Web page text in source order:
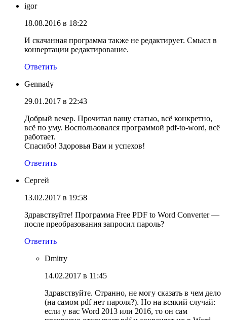
igor
18.08.2016 в 18:22
И скачанная программа также не редактирует. Смысл в
конвертации редактирование.
Ответить
Gennady
29.01.2017 в 22:43
Добрый вечер. Прочитал вашу статью, всё конкретно,
всё по уму. Воспользовался программой pdf-to-word, всё
работает.
Спасибо! Здоровья Вам и успехов!
Ответить
Сергей
13.02.2017 в 19:58
Здравствуйте! Программа Free PDF to Word Converter —
после преобразования запросил пароль?
Ответить
Dmitry
14.02.2017 в 11:45
Здравствуйте. Странно, не могу сказать в чем дело
(на самом pdf нет пароля?). Но на всякий случай:
если у вас Word 2013 или 2016, то он сам